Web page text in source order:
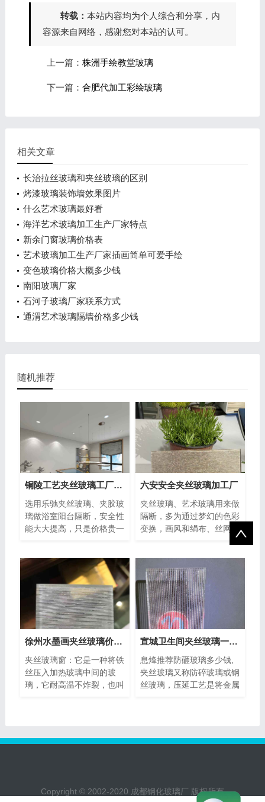
转载： 本站内容均为个人综合和分享，内
容源来自网络，感谢您对本站的认可。
上一篇： 株洲手绘教堂玻璃
下一篇： 合肥代加工彩绘玻璃
相关文章
长治拉丝玻璃和夹丝玻璃的区别
烤漆玻璃装饰墙效果图片
什么艺术玻璃最好看
海洋艺术玻璃加工生产厂家特点
新余门窗玻璃价格表
艺术玻璃加工生产厂家插画简单可爱手绘
变色玻璃价格大概多少钱
南阳玻璃厂家
石河子玻璃厂家联系方式
通渭艺术玻璃隔墙价格多少钱
随机推荐
铜陵工艺夹丝玻璃工厂电话
选用乐驰夹丝玻璃、夹胶玻
璃做浴室阳台隔断，安全性
能大大提高，只是价格贵一
六安安全夹丝玻璃加工厂
夹丝玻璃、艺术玻璃用来做
隔断，多为通过梦幻的色彩
变换，画风和绢布、丝网款
徐州水墨画夹丝玻璃价格多少
夹丝玻璃窗：它是一种将铁
丝压入加热玻璃中间的玻
璃，它耐高温不炸裂，也叫
宣城卫生间夹丝玻璃一般多少钱
息烽推荐防砸玻璃多少钱,
夹丝玻璃又称防碎玻璃或钢
丝玻璃，压延工艺是将金属
Copyright © 2002-2020 成都钢化玻璃厂 版权所有